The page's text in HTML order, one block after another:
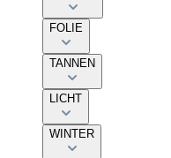
FOLIE
TANNEN
LICHT
WINTER